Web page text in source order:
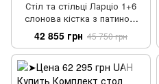
Стіл та стільці Ларціо 1+6
слонова кістка з патиною
золото 200х100+40+40
42 855 грн 45 750 грн